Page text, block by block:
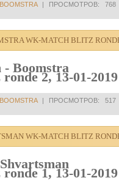
| ПРОСМОТРОВ: 768
WK-MATCH BLITZ
- Boomstra
2, 13-01-2019
| ПРОСМОТРОВ: 517
WK-MATCH BLITZ
1, 13-01-2019